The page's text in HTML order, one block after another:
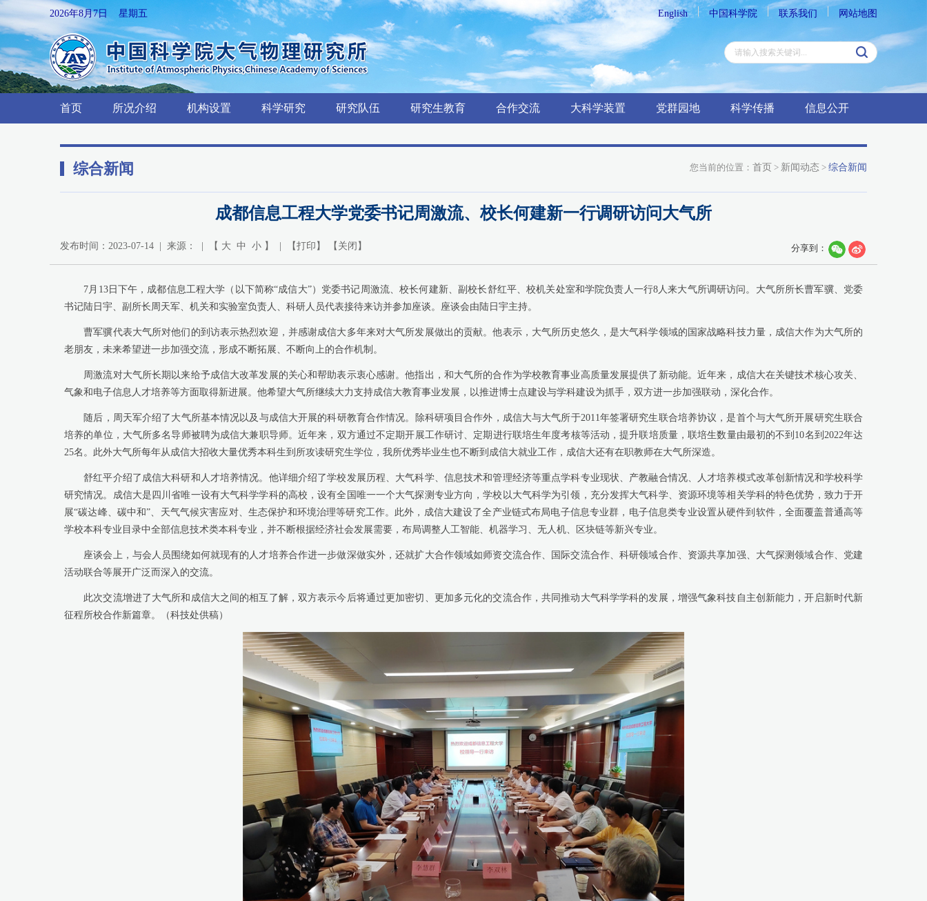
2026年8月7日 星期五 English 中国科学院 联系我们 网站地图
首页 所况介绍 机构设置 科学研究 研究队伍 研究生教育 合作交流 大科学装置 党群园地 科学传播 信息公开
综合新闻 您当前的位置： 首页 > 新闻动态 > 综合新闻
成都信息工程大学党委书记周激流、校长何建新一行调研访问大气所
发布时间：2023-07-14 | 来源： | 【 大 中 小 】 | 【打印 】 【 关闭 】 分享到：
7月13日下午，成都信息工程大学（以下简称“成信大”）党委书记周激流、校长何建新、副校长舒红平、校机关处室和学院负责人一行8人来大气所调研访问。大气所所长曹军骥、党委
书记陆日宇、副所长周天军、机关和实验室负责人、科研人员代表接待来访并参加座谈。座谈会由陆日宇主持。
曹军骥代表大气所对他们的到访表示热烈欢迎，并感谢成信大多年来对大气所发展做出的贡献。他表示，大气所历史悠久，是大气科学领域的国家战略科技力量，成信大作为大气所的
老朋友，未来希望进一步加强交流，形成不断拓展、不断向上的合作机制。
周激流对大气所长期以来给予成信大改革发展的关心和帮助表示衷心感谢。他指出，和大气所的合作为学校教育事业高质量发展提供了新动能。近年来，成信大在关键技术核心攻关、
气象和电子信息人才培养等方面取得新进展。他希望大气所继续大力支持成信大教育事业发展，以推进博士点建设与学科建设为抓手，双方进一步加强联动，深化合作。
随后，周天军介绍了大气所基本情况以及与成信大开展的科研教育合作情况。除科研项目合作外，成信大与大气所于2011年签署研究生联合培养协议，是首个与大气所开展研究生联合
培养的单位，大气所多名导师被聘为成信大兼职导师。近年来，双方通过不定期开展工作研讨、定期进行联培生年度考核等活动，提升联培质量，联培生数量由最初的不到10名到2022年达
25名。此外大气所每年从成信大招收大量优秀本科生到所攻读研究生学位，我所优秀毕业生也不断到成信大就业工作，成信大还有在职教师在大气所深造。
舒红平介绍了成信大科研和人才培养情况。他详细介绍了学校发展历程、大气科学、信息技术和管理经济等重点学科专业现状、产教融合情况、人才培养模式改革创新情况和学校科学
研究情况。成信大是四川省唯一设有大气科学学科的高校，设有全国唯一一个大气探测专业方向，学校以大气科学为引领，充分发挥大气科学、资源环境等相关学科的特色优势，致力于开
展“碳达峰、碳中和”、天气气候灾害应对、生态保护和环境治理等研究工作。此外，成信大建设了全产业链式布局电子信息专业群，电子信息类专业设置从硬件到软件，全面覆盖普通高等
学校本科专业目录中全部信息技术类本科专业，并不断根据经济社会发展需要，布局调整人工智能、机器学习、无人机、区块链等新兴专业。
座谈会上，与会人员围绕如何就现有的人才培养合作进一步做深做实外，还就扩大合作领域如师资交流合作、国际交流合作、科研领域合作、资源共享加强、大气探测领域合作、党建
活动联合等展开广泛而深入的交流。
此次交流增进了大气所和成信大之间的相互了解，双方表示今后将通过更加密切、更加多元化的交流合作，共同推动大气科学学科的发展，增强气象科技自主创新能力，开启新时代新
征程所校合作新篇章。（科技处供稿）